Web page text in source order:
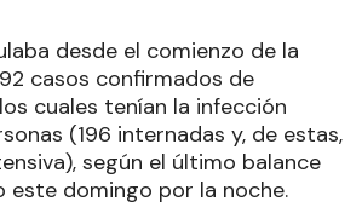
desde el comienzo de la
casos confirmados de
cuales tenían la infección
(196 internadas y, de estas,
según el último balance
este domingo por la noche.